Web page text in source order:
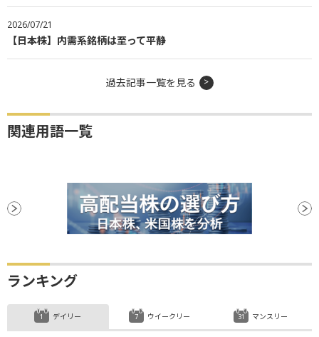
2026/07/21
【日本株】内需系銘柄は至って平静
過去記事一覧を見る
関連用語一覧
ランキング
デイリー ウイークリー マンスリー